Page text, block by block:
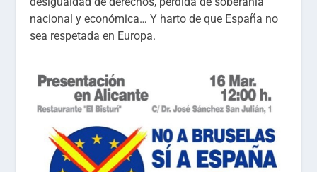
nacional y económica… Y harto de que España no
sea respetada en Europa.